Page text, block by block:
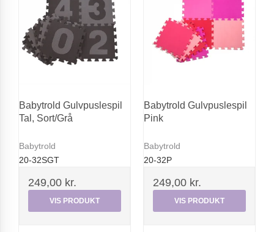
Babytrold Gulvpuslespil
Tal, Sort/Grå
Babytrold
20-32SGT
249,00 kr.
VIS PRODUKT
Babytrold Gulvpuslespil
Pink
Babytrold
20-32P
249,00 kr.
VIS PRODUKT